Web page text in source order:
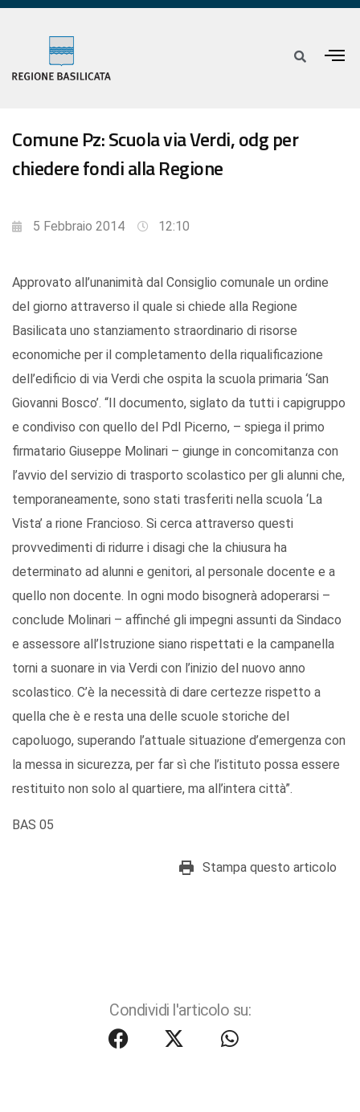
Comune Pz: Scuola via Verdi, odg per
chiedere fondi alla Regione
5 Febbraio 2014 12:10
Approvato all’unanimità dal Consiglio comunale un ordine
del giorno attraverso il quale si chiede alla Regione
Basilicata uno stanziamento straordinario di risorse
economiche per il completamento della riqualificazione
dell’edificio di via Verdi che ospita la scuola primaria ‘San
Giovanni Bosco’. “Il documento, siglato da tutti i capigruppo
e condiviso con quello del Pdl Picerno, – spiega il primo
firmatario Giuseppe Molinari – giunge in concomitanza con
l’avvio del servizio di trasporto scolastico per gli alunni che,
temporaneamente, sono stati trasferiti nella scuola ‘La
Vista’ a rione Francioso. Si cerca attraverso questi
provvedimenti di ridurre i disagi che la chiusura ha
determinato ad alunni e genitori, al personale docente e a
quello non docente. In ogni modo bisognerà adoperarsi –
conclude Molinari – affinché gli impegni assunti da Sindaco
e assessore all’Istruzione siano rispettati e la campanella
torni a suonare in via Verdi con l’inizio del nuovo anno
scolastico. C’è la necessità di dare certezze rispetto a
quella che è e resta una delle scuole storiche del
capoluogo, superando l’attuale situazione d’emergenza con
la messa in sicurezza, per far sì che l’istituto possa essere
restituito non solo al quartiere, ma all’intera città”.
BAS 05
Stampa questo articolo
Condividi l'articolo su: